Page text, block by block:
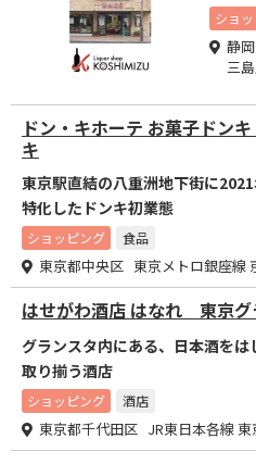
ショ
静
三
ドン・キホーテ お菓子ドン
キ
東京駅直結の八重洲地下街に
特化したドンキ初業態
ショッピング 食品
東京都中央区 東京メトロ銀座線
はせがわ酒店 はなれ 東京グ
グランスタ内にある、日本酒を
取り揃う酒店
ショッピング 酒店
東京都千代田区 JR東日本各線 東